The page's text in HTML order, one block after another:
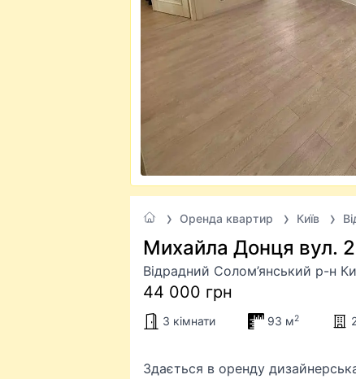
Оренда квартир Київ
Михайла Донця вул.
Відрадний Солом’янський р-н
44 000 грн
3 кімнати 93 м2
Здається в оренду